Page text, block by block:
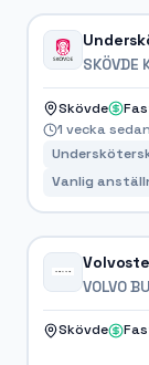
SKÖVDE
Skövde
1 vecka sedan
Vanlig
VOLVO
Skövde